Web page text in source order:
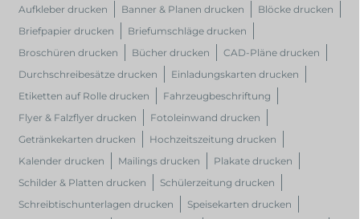
Aufkleber drucken
Banner & Planen drucken
Blöcke drucken
Briefpapier drucken
Briefumschläge drucken
Broschüren drucken
Bücher drucken
CAD-Pläne drucken
Durchschreibesätze drucken
Einladungskarten drucken
Etiketten auf Rolle drucken
Fahrzeugbeschriftung
Flyer & Falzflyer drucken
Fotoleinwand drucken
Getränkekarten drucken
Hochzeitszeitung drucken
Kalender drucken
Mailings drucken
Plakate drucken
Schilder & Platten drucken
Schülerzeitung drucken
Schreibtischunterlagen drucken
Speisekarten drucken